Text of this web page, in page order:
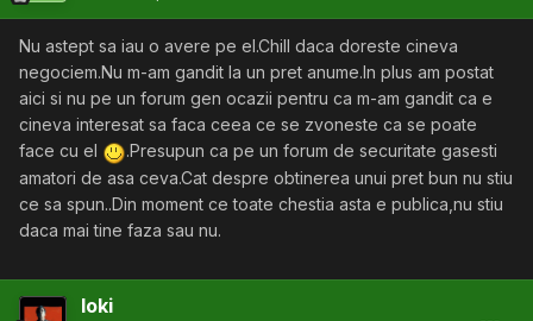
Nu astept sa iau o avere pe el.Chill daca doreste cineva
negociem.Nu m-am gandit la un pret anume.In plus am postat
aici si nu pe un forum gen ocazii pentru ca m-am gandit ca e
cineva interesat sa faca ceea ce se zvoneste ca se poate
face cu el
.Presupun ca pe un forum de securitate gasesti
amatori de asa ceva.Cat despre obtinerea unui pret bun nu stiu
ce sa spun..Din moment ce toate chestia asta e publica,nu stiu
daca mai tine faza sau nu.
loki